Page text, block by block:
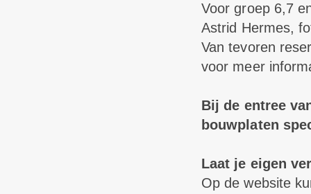
Voor groep 6,7
Astrid Hermes,
Van tevoren
voor meer
Bij de entree
bouwplaten
Laat je eigen
Op de website